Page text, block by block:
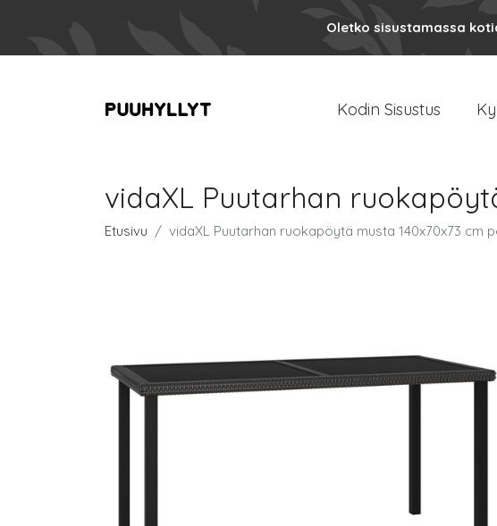
Oletko sisustamassa
Kodin Sisustus
vidaXL Puutarhan
Etusivu vidaXL Puutarhan ruokapöytä musta 140x70x73 cm